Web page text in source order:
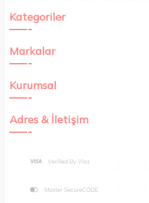
Kategoriler
Markalar
Kurumsal
Adres & İletişim